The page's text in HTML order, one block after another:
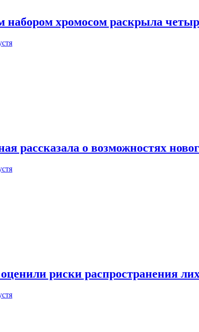
хромосом раскрыла
рассказала о возможностях
риски распространения